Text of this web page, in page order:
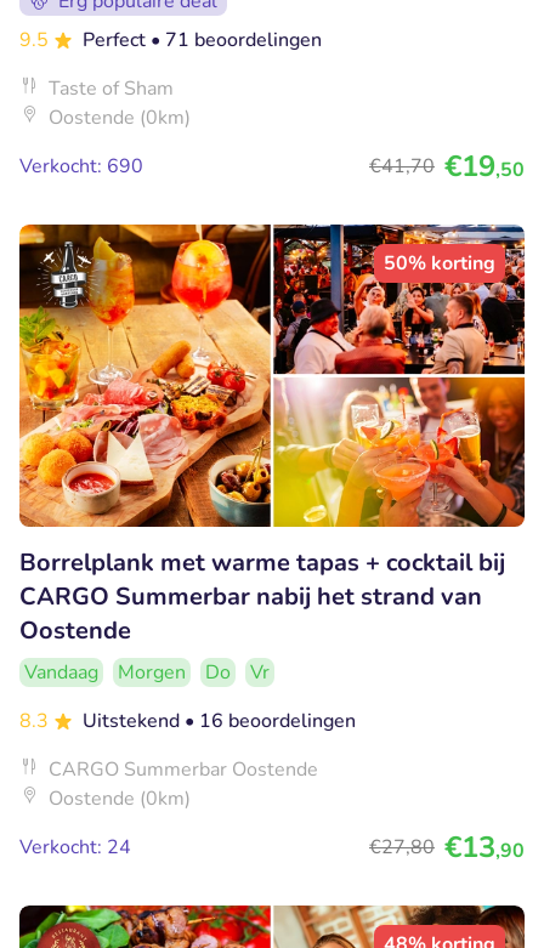
9.5
Perfect • 71 beoordelingen
Taste of Sham
Oostende (0km)
Verkocht: 690
€41,70 €19,50
50% korting
Borrelplank met warme tapas + cocktail bij
CARGO Summerbar nabij het strand van
Oostende
Vandaag Morgen Do
Vr
8.3
Uitstekend • 16 beoordelingen
CARGO Summerbar Oostende
Oostende (0km)
Verkocht: 24
€27,80 €13,90